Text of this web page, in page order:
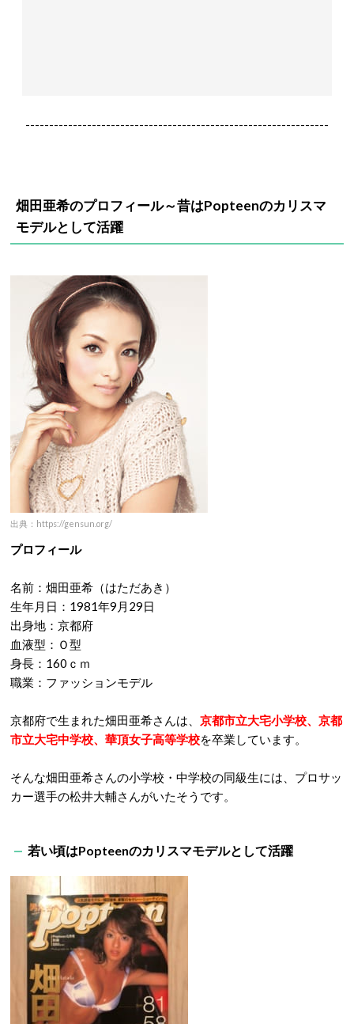
----------------------------------------------------------------
畑田亜希のプロフィール～昔はPopteenのカリスマ
モデルとして活躍
出典：https://gensun.org/
プロフィール
名前：畑田亜希（はただあき）
生年月日：1981年9月29日
出身地：京都府
血液型：Ｏ型
身長：160ｃｍ
職業：ファッションモデル
京都府で生まれた畑田亜希さんは、 京都市立大宅小学校、京都
市立大宅中学校、華頂女子高等学校を卒業しています。
そんな畑田亜希さんの小学校・中学校の同級生には、プロサッ
カー選手の松井大輔さんがいたそうです。
若い頃はPopteenのカリスマモデルとして活躍